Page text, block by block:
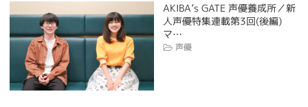
AKIBA’s GATE 声優養成所／新
人声優特集連載第3回(後編)
マ…
声優